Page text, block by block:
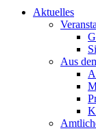
Aktuelles
Aus